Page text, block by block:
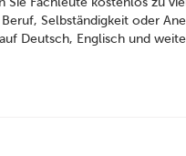
Selbständigkeit oder
Deutsch, Englisch und